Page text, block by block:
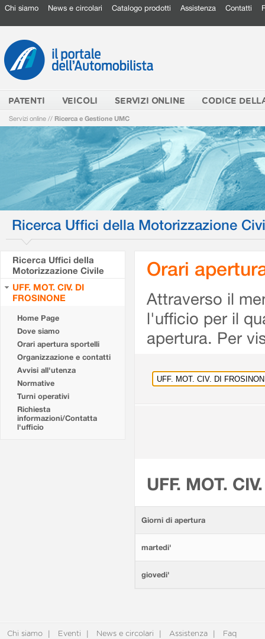
Chi siamo News e circolari Catalogo prodotti Assistenza Contatti
PATENTI VEICOLI SERVIZI ONLINE CODICE
Servizi online // Ricerca e Gestione UMC
Ricerca Uffici della Motorizzazione
Ricerca Uffici della
Motorizzazione Civile
UFF. MOT. CIV. DI
FROSINONE
Home Page
Dove siamo
Orari apertura sportelli
Organizzazione e contatti
Avvisi all'utenza
Normative
Turni operativi
Richiesta
informazioni/Contatta
l'ufficio
Orari
Attraverso il
l'ufficio per il
apertura. Per
UFF. MOT.
Giorni di apertura
martedi'
giovedi'
Chi siamo Eventi News e circolari Assistenza Faq